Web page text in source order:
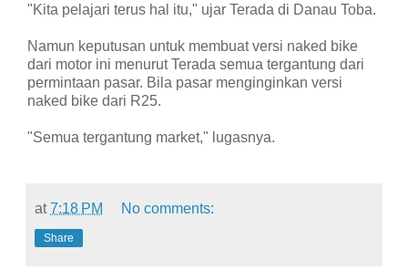
"Kita pelajari terus hal itu," ujar Terada di Danau Toba.
Namun keputusan untuk membuat versi naked bike
dari motor ini menurut Terada semua tergantung dari
permintaan pasar. Bila pasar menginginkan versi
naked bike dari R25.
"Semua tergantung market," lugasnya.
at7:18 PM No comments:
Share